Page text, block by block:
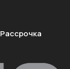
Рассрочка